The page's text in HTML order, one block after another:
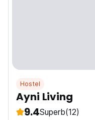
Hostel
Ayni Living
9.4Superb(12)